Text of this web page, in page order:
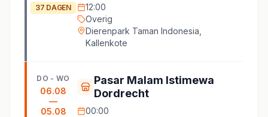
37 DAGEN
12:00
Overig
Dierenpark Taman Indonesia,
Kallenkote
DO - WO
06.08
—
05.08
Pasar Malam Istimewa
Dordrecht
00:00